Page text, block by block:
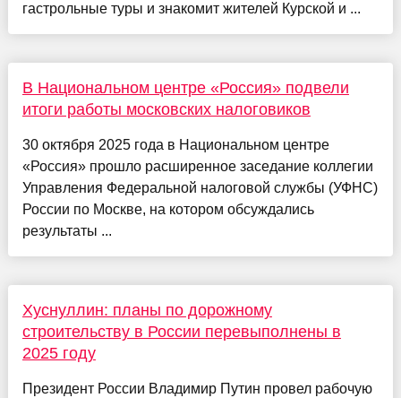
гастрольные туры и знакомит жителей Курской и ...
В Национальном центре «Россия» подвели
итоги работы московских налоговиков
30 октября 2025 года в Национальном центре
«Россия» прошло расширенное заседание коллегии
Управления Федеральной налоговой службы (УФНС)
России по Москве, на котором обсуждались
результаты ...
Хуснуллин: планы по дорожному
строительству в России перевыполнены в
2025 году
Президент России Владимир Путин провел рабочую